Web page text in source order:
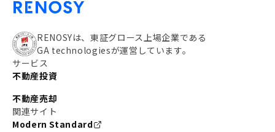
RENOSYは、東証グロース上場企業である
GA technologiesが運営しています。
サービス
不動産投資
不動産売却
関連サイト
Modern Standard